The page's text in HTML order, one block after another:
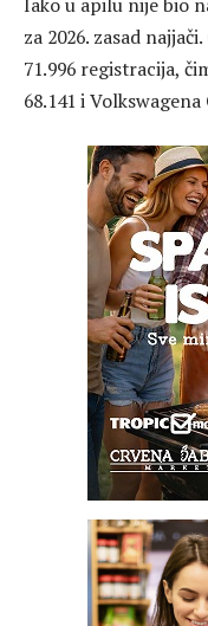
za 2026. zasad
71.996 registracija,
68.141 i